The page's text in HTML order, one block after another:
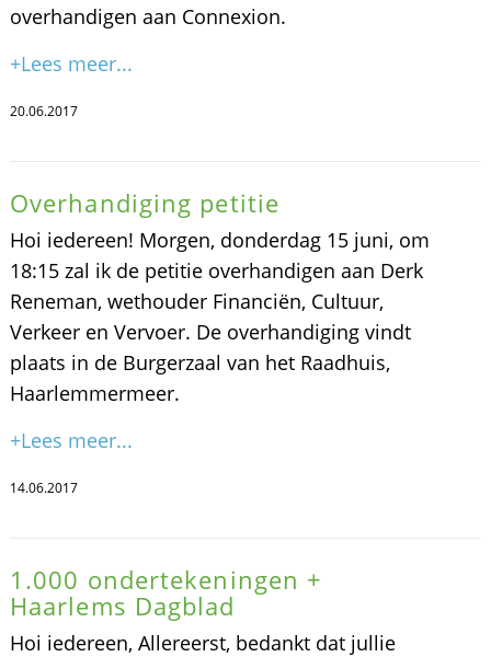
overhandigen aan Connexion.
+Lees meer...
20.06.2017
Overhandiging petitie
Hoi iedereen! Morgen, donderdag 15 juni, om
18:15 zal ik de petitie overhandigen aan Derk
Reneman, wethouder Financiën, Cultuur,
Verkeer en Vervoer. De overhandiging vindt
plaats in de Burgerzaal van het Raadhuis,
Haarlemmermeer.
+Lees meer...
14.06.2017
1.000 ondertekeningen +
Haarlems Dagblad
Hoi iedereen, Allereerst, bedankt dat jullie